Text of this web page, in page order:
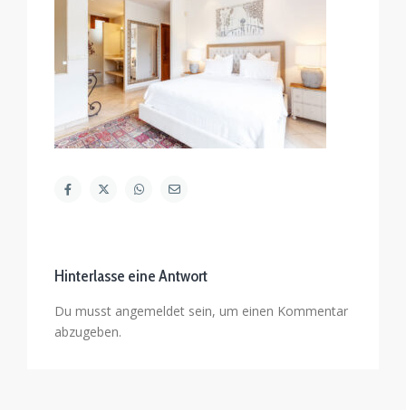
Hinterlasse eine Antwort
Du musst angemeldet sein, um einen Kommentar
abzugeben.